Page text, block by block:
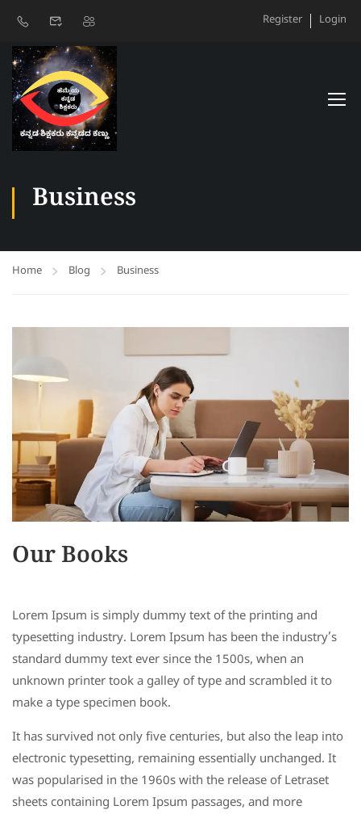
Register Login
Business
Home Blog Business
Our Books
Lorem Ipsum is simply dummy text of the printing and
typesetting industry. Lorem Ipsum has been the industry’s
standard dummy text ever since the 1500s, when an
unknown printer took a galley of type and scrambled it to
make a type specimen book.
It has survived not only five centuries, but also the leap into
electronic typesetting, remaining essentially unchanged. It
was popularised in the 1960s with the release of Letraset
sheets containing Lorem Ipsum passages, and more